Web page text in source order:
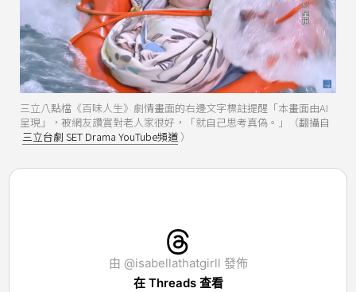
三立八點檔《百味人生》劇情畫面的右邊文字標註提醒「本畫面由AI
呈現」，被網友讚賞對老人家很好，「就自己思考真偽。」（翻攝自
三立台劇 SET Drama YouTube頻道 ）
由 @isabellathatgirll 發佈
在 Threads 查看